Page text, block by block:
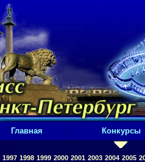
Главная Конкурсы
1997 1998 1999 2000 2001 2003 2004 2005